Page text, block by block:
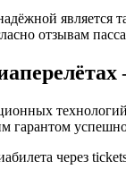
отзывам
гарантом
через